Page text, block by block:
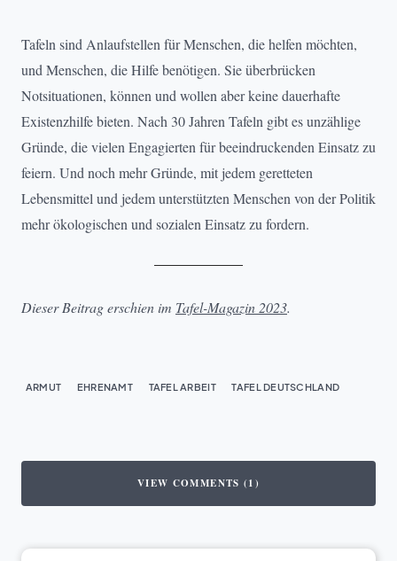
Tafeln sind Anlaufstellen für Menschen, die helfen möchten,
und Menschen, die Hilfe benötigen. Sie überbrücken
Notsituationen, können und wollen aber keine dauerhafte
Existenzhilfe bieten. Nach 30 Jahren Tafeln gibt es unzählige
Gründe, die vielen Engagierten für beeindruckenden Einsatz zu
feiern. Und noch mehr Gründe, mit jedem geretteten
Lebensmittel und jedem unterstützten Menschen von der Politik
mehr ökologischen und sozialen Einsatz zu fordern.
Dieser Beitrag erschien im Tafel-Magazin 2023.
ARMUT EHRENAMT TAFEL ARBEIT TAFEL DEUTSCHLAND
VIEW COMMENTS (1)